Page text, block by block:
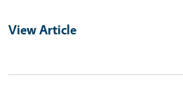
View Article